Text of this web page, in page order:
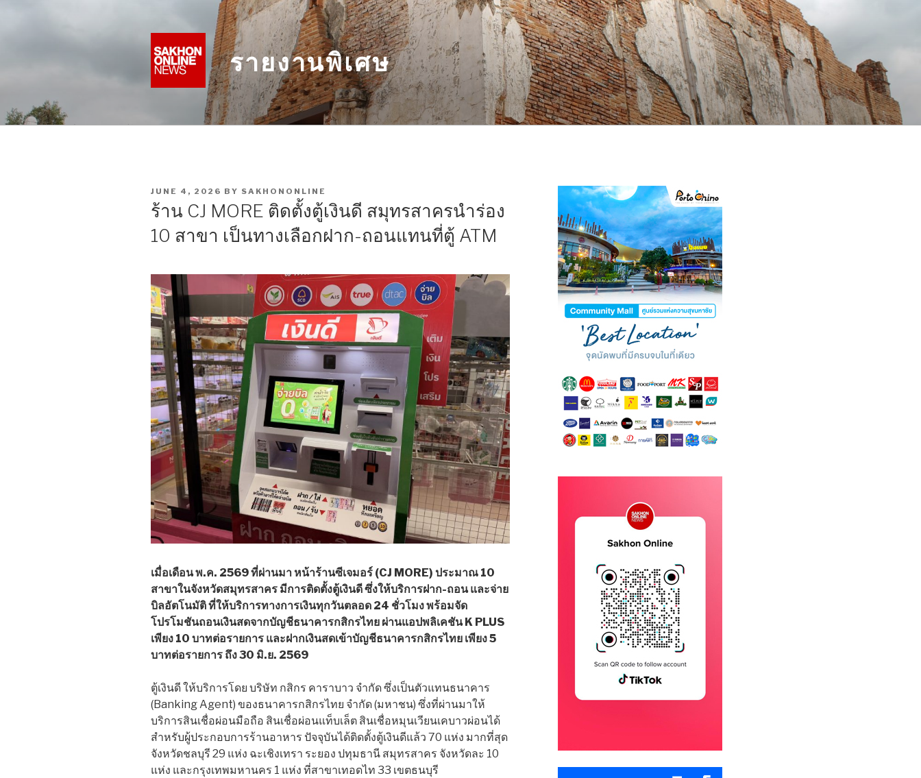
รายงานพิเศษ
POSTED
ON
JUNE 4, 2026 BY SAKHONONLINE
ร้าน CJ MORE ติดตั้งตู้เงินดี สมุทรสาครนำร่อง
10 สาขา เป็นทางเลือกฝาก-ถอนแทนที่ตู้ ATM
เมื่อเดือน พ.ค. 2569 ที่ผ่านมา หน้าร้านซีเจมอร์ (CJ MORE) ประมาณ 10
สาขาในจังหวัดสมุทรสาคร มีการติดตั้งตู้เงินดี ซึ่งให้บริการฝาก-ถอน และจ่าย
บิลอัตโนมัติ ที่ให้บริการทางการเงินทุกวันตลอด 24 ชั่วโมง พร้อมจัด
โปรโมชันถอนเงินสดจากบัญชีธนาคารกสิกรไทย ผ่านแอปพลิเคชัน K PLUS
เพียง 10 บาทต่อรายการ และฝากเงินสดเข้าบัญชีธนาคารกสิกรไทย เพียง 5
บาทต่อรายการ ถึง 30 มิ.ย. 2569
ตู้เงินดี ให้บริการโดย บริษัท กสิกร คาราบาว จำกัด ซึ่งเป็นตัวแทนธนาคาร
(Banking Agent) ของธนาคารกสิกรไทย จำกัด (มหาชน) ซึ่งที่ผ่านมาให้
บริการสินเชื่อผ่อนมือถือ สินเชื่อผ่อนแท็บเล็ต สินเชื่อหมุนเวียนเคบาวผ่อนได้
สำหรับผู้ประกอบการร้านอาหาร ปัจจุบันได้ติดตั้งตู้เงินดีแล้ว 70 แห่ง มากที่สุด
จังหวัดชลบุรี 29 แห่ง ฉะเชิงเทรา ระยอง ปทุมธานี สมุทรสาคร จังหวัดละ 10
แห่ง และกรุงเทพมหานคร 1 แห่ง ที่สาขาเทอดไท 33 เขตธนบุรี